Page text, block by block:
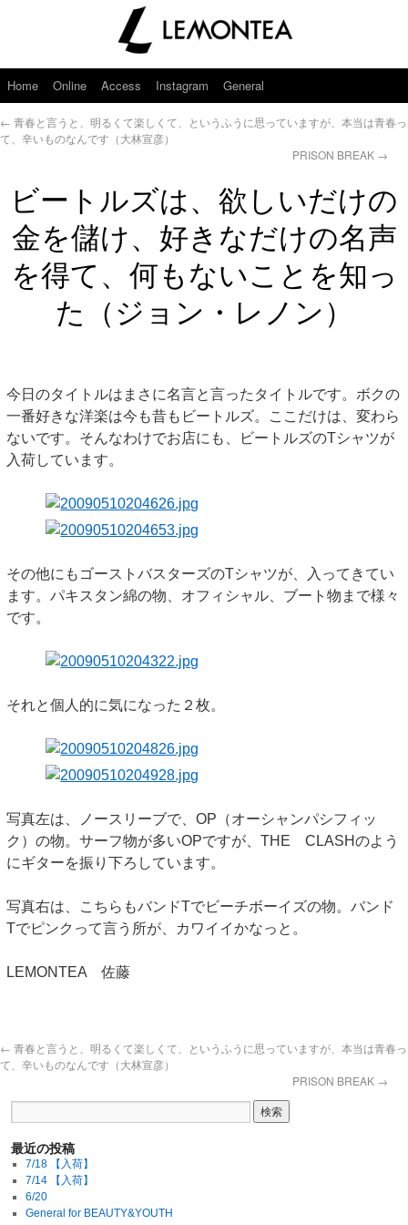
Home Online Access Instagram General
← 青春と言うと、明るくて楽しくて、というふうに思っていますが、本当は青春っ
て、辛いものなんです（大林宣彦）
PRISON BREAK →
ビートルズは、欲しいだけの
金を儲け、好きなだけの名声
を得て、何もないことを知っ
た（ジョン・レノン）
今日のタイトルはまさに名言と言ったタイトルです。ボクの
一番好きな洋楽は今も昔もビートルズ。ここだけは、変わら
ないです。そんなわけでお店にも、ビートルズのTシャツが
入荷しています。
その他にもゴーストバスターズのTシャツが、入ってきてい
ます。パキスタン綿の物、オフィシャル、ブート物まで様々
です。
それと個人的に気になった２枚。
写真左は、ノースリーブで、OP（オーシャンパシフィッ
ク）の物。サーフ物が多いOPですが、THE CLASHのよう
にギターを振り下ろしています。
写真右は、こちらもバンドTでビーチボーイズの物。バンド
Tでピンクって言う所が、カワイイかなっと。
LEMONTEA 佐藤
← 青春と言うと、明るくて楽しくて、というふうに思っていますが、本当は青春っ
て、辛いものなんです（大林宣彦）
PRISON BREAK →
最近の投稿
7/18 【入荷】
7/14 【入荷】
6/20
General for BEAUTY&YOUTH